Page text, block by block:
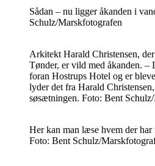
Sådan – nu ligger åkanden i
Schulz/Marskfotografen
Arkitekt Harald Christensen,
Tønder, er vild med åkanden. –
foran Hostrups Hotel og er
lyder det fra Harald
søsætningen. Foto: Bent
Her kan man læse hvem der har
Foto: Bent Schulz/